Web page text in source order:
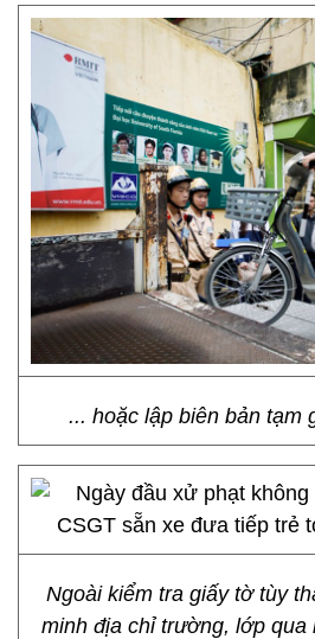
... hoặc lập biên bản tạm
Ngoài kiểm tra giấy tờ tùy
minh địa chỉ trường, lớp qua